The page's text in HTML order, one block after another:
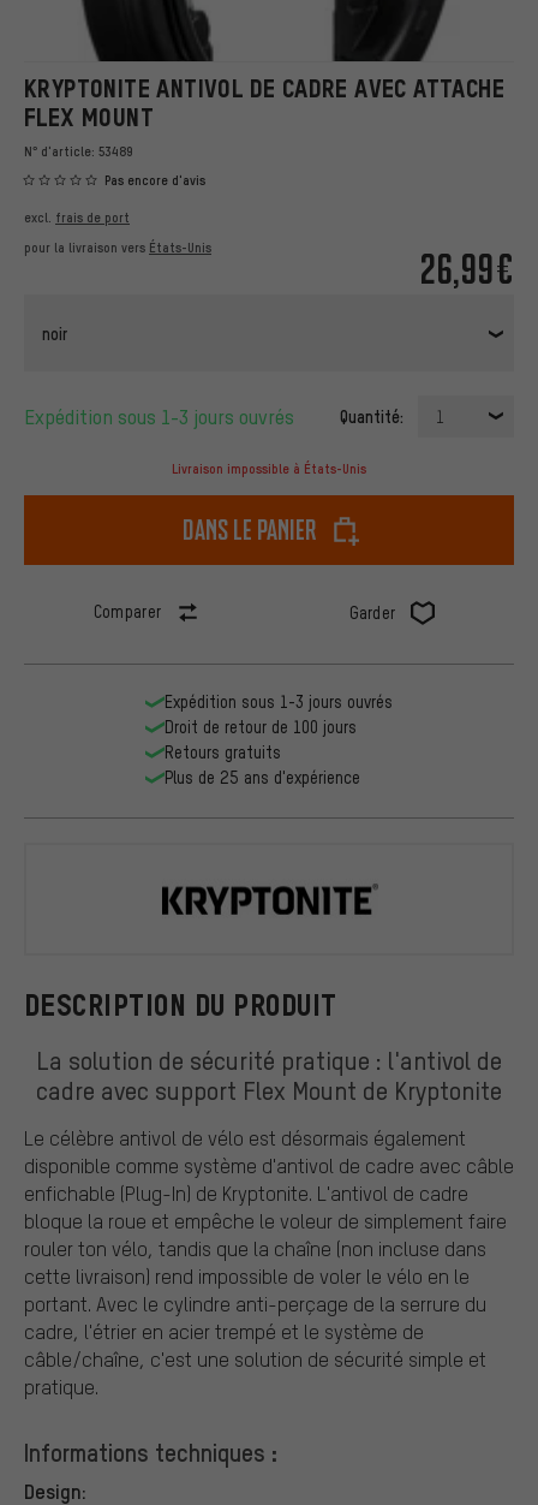
KRYPTONITE ANTIVOL DE CADRE AVEC ATTACHE
FLEX MOUNT
N° d'article: 53489
Pas encore d'avis
26,99€
excl. frais de port
pour la livraison vers États-Unis
noir
Expédition sous 1-3 jours ouvrés Quantité: 1
Livraison impossible à États-Unis
dans le panier
Comparer Garder
DESCRIPTION DU PRODUIT
La solution de sécurité pratique : l'antivol de
cadre avec support Flex Mount de Kryptonite
Le célèbre antivol de vélo est désormais également
disponible comme système d'antivol de cadre avec câble
enfichable (Plug-In) de Kryptonite. L'antivol de cadre
bloque la roue et empêche le voleur de simplement faire
rouler ton vélo, tandis que la chaîne (non incluse dans
cette livraison) rend impossible de voler le vélo en le
portant. Avec le cylindre anti-perçage de la serrure du
cadre, l'étrier en acier trempé et le système de
câble/chaîne, c'est une solution de sécurité simple et
pratique.
Informations techniques :
Design:
Expédition sous 1-3 jours ouvrés
Droit de retour de 100 jours
Retours gratuits
Plus de 25 ans d'expérience